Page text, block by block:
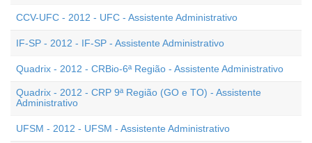
CCV-UFC - 2012 - UFC - Assistente Administrativo
IF-SP - 2012 - IF-SP - Assistente Administrativo
Quadrix - 2012 - CRBio-6ª Região - Assistente Administrativo
Quadrix - 2012 - CRP 9ª Região (GO e TO) - Assistente
Administrativo
UFSM - 2012 - UFSM - Assistente Administrativo